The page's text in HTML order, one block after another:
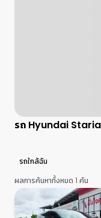
รถ Hyundai
รถใกล้ฉัน
ผลการค้นหาทั้งหมด 1 คัน